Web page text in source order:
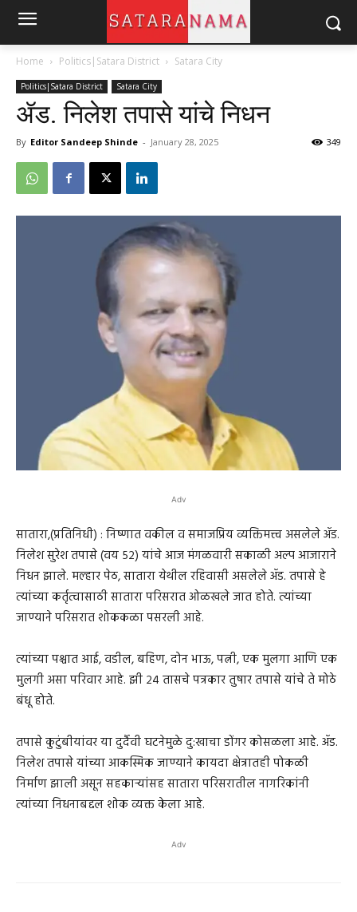
Home Politics|Satara District Satara City
Politics|Satara District Satara City
ॲड. निलेश तपासे यांचे निधन
By Editor Sandeep Shinde - January 28, 2025 349
Adv
सातारा,(प्रतिनिधी) : निष्णात वकील व समाजप्रिय व्यक्तिमत्त्व असलेले ॲड.
निलेश सुरेश तपासे (वय ५२) यांचे आज मंगळवारी सकाळी अल्प आजाराने
निधन झाले. मल्हार पेठ, सातारा येथील रहिवासी असलेले ॲड. तपासे हे
त्यांच्या कर्तृत्वासाठी सातारा परिसरात ओळखले जात होते. त्यांच्या
जाण्याने परिसरात शोककळा पसरली आहे.
त्यांच्या पश्चात आई, वडील, बहिण, दोन भाऊ, पत्नी, एक मुलगा आणि एक
मुलगी असा परिवार आहे. झी २४ तासचे पत्रकार तुषार तपासे यांचे ते मोठे
बंधू होते.
तपासे कुटुंबीयांवर या दुर्दैवी घटनेमुळे दु:खाचा डोंगर कोसळला आहे. ॲड.
निलेश तपासे यांच्या आकस्मिक जाण्याने कायदा क्षेत्रातही पोकळी
निर्माण झाली असून सहकाऱ्यांसह सातारा परिसरातील नागरिकांनी
त्यांच्या निधनाबद्दल शोक व्यक्त केला आहे.
Adv